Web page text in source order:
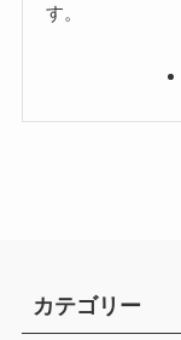
す。
カテゴリー